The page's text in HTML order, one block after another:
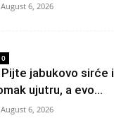
August 6, 2026
0
Pijte jabukovo sirće i
ujutru, a evo...
August 6, 2026